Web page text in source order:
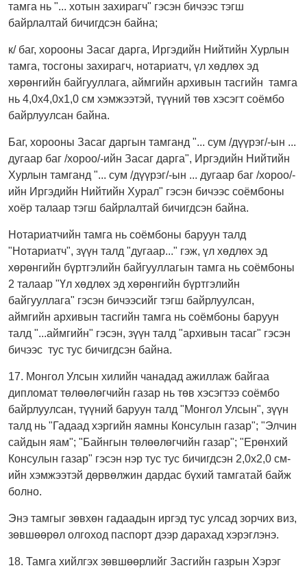
тамга нь "... хотын захирагч" гэсэн бичээс тэгш
байрлалтай бичигдсэн байна;
к/ баг, хорооны Засаг дарга, Иргэдийн Нийтийн Хурлын
тамга, тосгоны захирагч, нотариатч, үл хөдлөх эд
хөрөнгийн байгууллага, аймгийн архивын тасгийн тамга
нь 4,0х4,0х1,0 см хэмжээтэй, түүний төв хэсэгт соёмбо
байрлуулсан байна.
Баг, хорооны Засаг даргын тамганд "... сум /дүүрэг/-ын ...
дугаар баг /хороо/-ийн Засаг дарга", Иргэдийн Нийтийн
Хурлын тамганд "... сум /дүүрэг/-ын ... дугаар баг /хороо/-
ийн Иргэдийн Нийтийн Хурал" гэсэн бичээс соёмбоны
хоёр талаар тэгш байрлалтай бичигдсэн байна.
Нотариатчийн тамга нь соёмбоны баруун талд
"Нотариатч", зүүн талд "дугаар..." гэж, үл хөдлөх эд
хөрөнгийн бүртгэлийн байгууллагын тамга нь соёмбоны
2 талаар "Үл хөдлөх эд хөрөнгийн бүртгэлийн
байгууллага" гэсэн бичээсийг тэгш байрлуулсан,
аймгийн архивын тасгийн тамга нь соёмбоны баруун
талд "...аймгийн" гэсэн, зүүн талд "архивын тасаг" гэсэн
бичээс тус тус бичигдсэн байна.
17. Монгол Улсын хилийн чанадад ажиллаж байгаа
дипломат төлөөлөгчийн газар нь төв хэсэгтээ соёмбо
байрлуулсан, түүний баруун талд "Монгол Улсын", зүүн
талд нь "Гадаад хэргийн яамны Консулын газар"; "Элчин
сайдын яам"; "Байнгын төлөөлөгчийн газар"; "Ерөнхий
Консулын газар" гэсэн нэр тус тус бичигдсэн 2,0х2,0 см-
ийн хэмжээтэй дөрвөлжин дардас бүхий тамгатай байж
болно.
Энэ тамгыг зөвхөн гадаадын иргэд тус улсад зорчих виз,
зөвшөөрөл олгоход паспорт дээр дарахад хэрэглэнэ.
18. Тамга хийлгэх зөвшөөрлийг Засгийн газрын Хэрэг